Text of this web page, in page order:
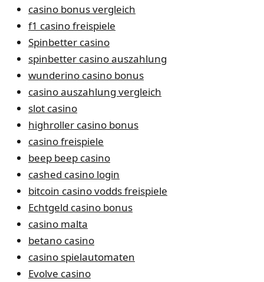
casino bonus vergleich
f1 casino freispiele
Spinbetter casino
spinbetter casino auszahlung
wunderino casino bonus
casino auszahlung vergleich
slot casino
highroller casino bonus
casino freispiele
beep beep casino
cashed casino login
bitcoin casino vodds freispiele
Echtgeld casino bonus
casino malta
betano casino
casino spielautomaten
Evolve casino